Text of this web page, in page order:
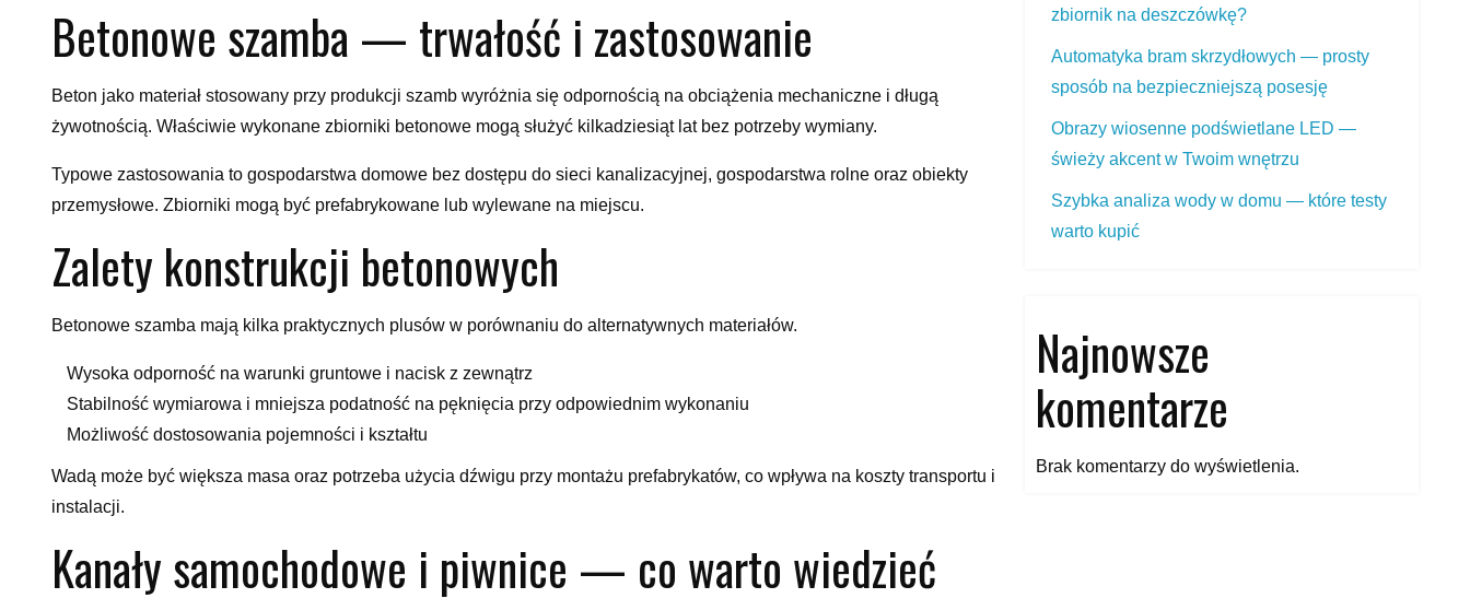
Betonowe szamba — trwałość i zastosowanie
Beton jako materiał stosowany przy produkcji szamb wyróżnia się odpornością na obciążenia mechaniczne i długą
żywotnością. Właściwie wykonane zbiorniki betonowe mogą służyć kilkadziesiąt lat bez potrzeby wymiany.
Typowe zastosowania to gospodarstwa domowe bez dostępu do sieci kanalizacyjnej, gospodarstwa rolne oraz obiekty
przemysłowe. Zbiorniki mogą być prefabrykowane lub wylewane na miejscu.
Zalety konstrukcji betonowych
Betonowe szamba mają kilka praktycznych plusów w porównaniu do alternatywnych materiałów.
Wysoka odporność na warunki gruntowe i nacisk z zewnątrz
Stabilność wymiarowa i mniejsza podatność na pęknięcia przy odpowiednim wykonaniu
Możliwość dostosowania pojemności i kształtu
Wadą może być większa masa oraz potrzeba użycia dźwigu przy montażu prefabrykatów, co wpływa na koszty transportu i
instalacji.
Kanały samochodowe i piwnice — co warto wiedzieć
zbiornik na deszczówkę?
Automatyka bram skrzydłowych — prosty
sposób na bezpieczniejszą posesję
Obrazy wiosenne podświetlane LED —
świeży akcent w Twoim wnętrzu
Szybka analiza wody w domu — które testy
warto kupić
Najnowsze
komentarze
Brak komentarzy do wyświetlenia.